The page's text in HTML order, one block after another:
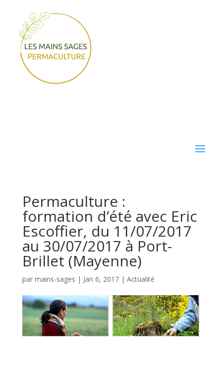
Permaculture :
formation d’été avec Eric
Escoffier, du 11/07/2017
au 30/07/2017 à Port-
Brillet (Mayenne)
par mains-sages | Jan 6, 2017| Actualité